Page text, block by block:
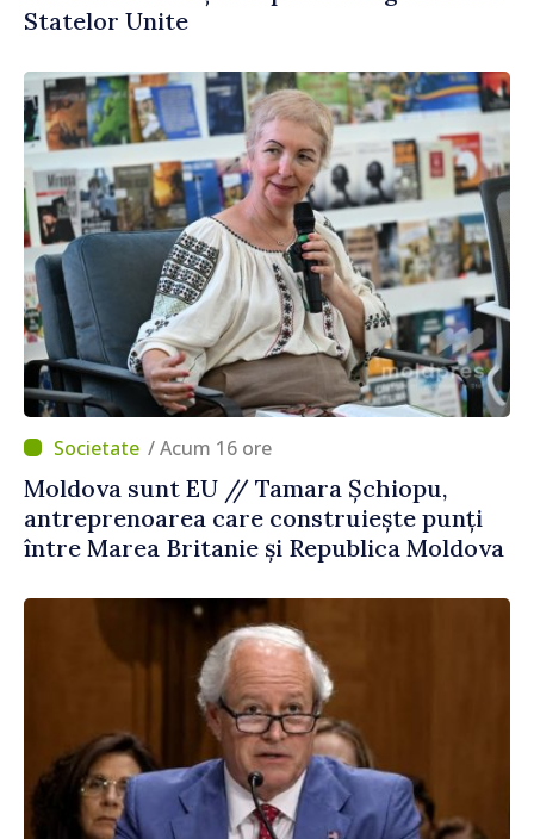
Statelor Unite
/ Acum 16 ore
Moldova sunt EU // Tamara Șchiopu,
antreprenoarea care construiește punți
între Marea Britanie și Republica Moldova